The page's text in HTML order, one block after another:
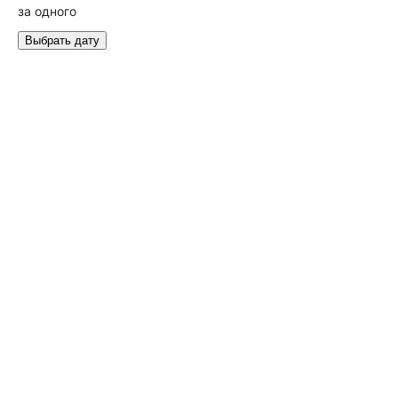
за одного
Выбрать дату